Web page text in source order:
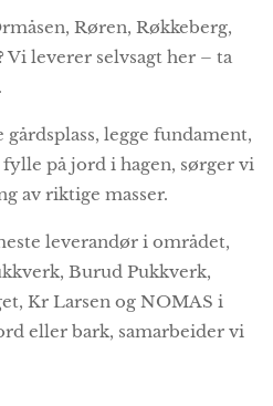
Røren, Røkkeberg,
leverer selvsagt her – ta
legge fundament,
på jord i hagen, sørger vi
av riktige masser.
leverandør i området,
Burud Pukkverk,
Kr Larsen og NOMAS i
eller bark, samarbeider vi